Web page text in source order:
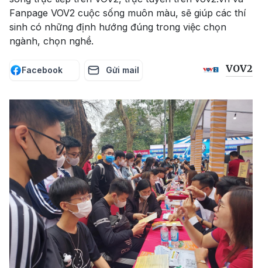
Fanpage VOV2 cuộc sống muôn màu, sẽ giúp các thí
sinh có những định hướng đúng trong việc chọn
ngành, chọn nghề.
Facebook Gửi mail VOV2